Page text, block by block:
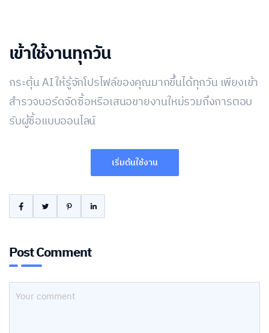
เข้าใช้งานทุกวัน
กระตุ้น AI ให้รู้จักโปรไฟล์ของคุณมากขึ้นได้ทุกวัน เพียงเข้า
สำรวจบอร์ดจัดซื้อหรือเสนอขายงานใหม่รวมถึงการตอบ
รับผู้ซื้อแบบออนไลน์
เริ่มต้นใช้งาน
Post Comment